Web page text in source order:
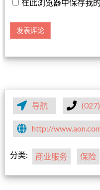
在此浏览器中保存我
导航
http://
分类: 商业服务 保险